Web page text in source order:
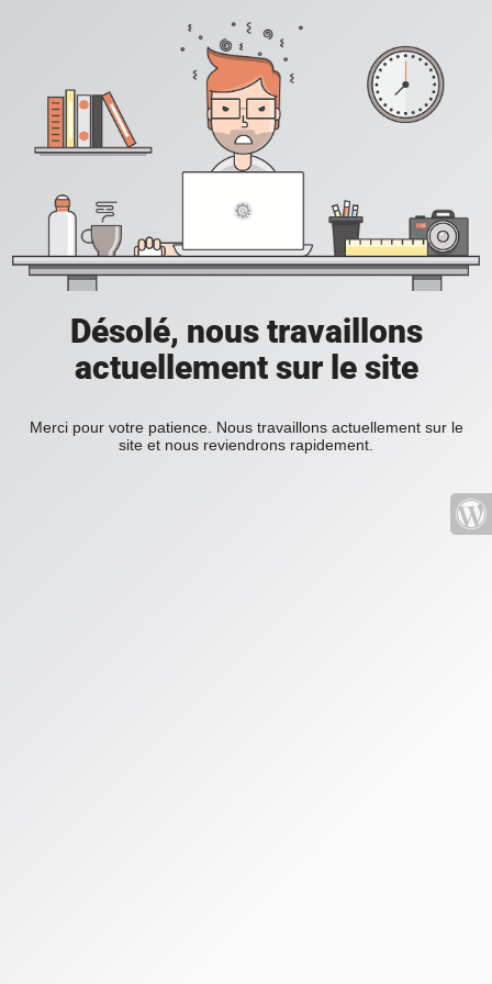
Désolé, nous travaillons
actuellement sur le site
Merci pour votre patience. Nous travaillons actuellement sur le
site et nous reviendrons rapidement.